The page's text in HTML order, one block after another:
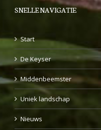
SNELLE NAVIGATIE
Start
De Keyser
Middenbeemster
Uniek landschap
Nieuws